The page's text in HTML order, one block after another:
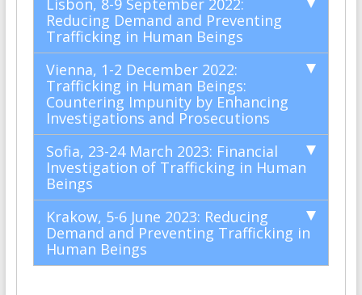
Lisbon, 8-9 September 2022:
Reducing Demand and Preventing
Trafficking in Human Beings
Vienna, 1-2 December 2022:
Trafficking in Human Beings:
Countering Impunity by Enhancing
Investigations and Prosecutions
Sofia, 23-24 March 2023: Financial
Investigation of Trafficking in Human
Beings
Krakow, 5-6 June 2023: Reducing
Demand and Preventing Trafficking in
Human Beings